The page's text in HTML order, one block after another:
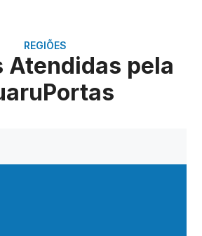
REGIÕES
Atendidas pela